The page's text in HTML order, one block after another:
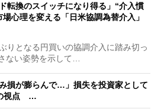
ド転換のスイッチになり得る」“介入慣
場心理を変える「日米協調為替介入」
りとなる円買いの協調介入に踏み切っ
ない姿勢を示して…
損が膨らんで…」損失を投資家として
視点 …